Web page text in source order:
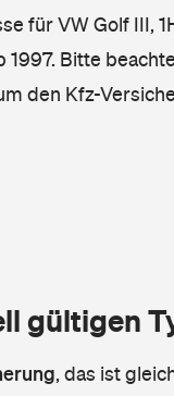
für VW Golf III,
Bitte
den Kfz-
gültigen
, das ist